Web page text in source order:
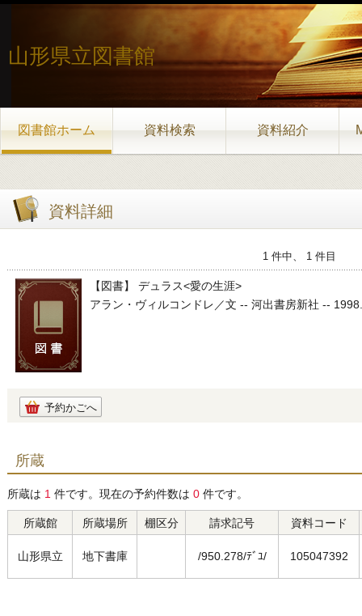
山形県立図書館
図書館ホーム 資料検索 資料紹介
資料詳細
1 件中、 1 件目
【図書】 デュラス<愛の生涯>
アラン・ヴィルコンドレ／文 -- 河出書房新社 --
予約かごへ
所蔵
所蔵は 1 件です。現在の予約件数は 0 件です。
所蔵館 所蔵場所 棚区分 請求記号 資料コード
山形県立 地下書庫 /950.278/ﾃﾞﾕ/ 105047392